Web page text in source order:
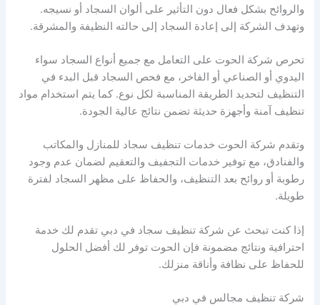
والروائح بشكل فعال دون التأثير على ألوان السجاد أو نسيجه.
وتهدف الشركة إلى إعادة السجاد إلى حالته النظيفة والمشرقة.
تحرص شركة الحوت على التعامل مع جميع أنواع السجاد سواء
اليدوي أو الصناعي أو الفاخر، مع فحص السجاد قبل البدء في
التنظيف لتحديد الطريقة المناسبة لكل نوع. كما يتم استخدام مواد
تنظيف آمنة وأجهزة حديثة تضمن نتائج عالية الجودة.
وتقدم شركة الحوت خدمات تنظيف سجاد للمنازل والمكاتب
والفنادق، مع توفير خدمات التجفيف والتعقيم لضمان عدم وجود
رطوبة أو روائح بعد التنظيف، والحفاظ على مظهر السجاد لفترة
طويلة.
إذا كنت تبحث عن شركة تنظيف سجاد في دبي تقدم لك خدمة
احترافية ونتائج مضمونة فإن الحوت توفر لك أفضل الحلول
للحفاظ على نظافة وأناقة منزلك.
شركة تنظيف مجالس في دبي